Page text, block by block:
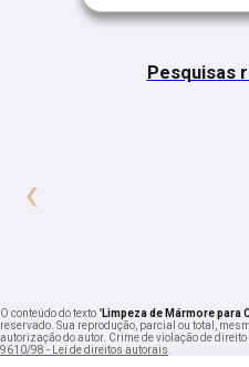
Pesquisas
‹
O conteúdo do texto "Limpeza de Mármore
reservado. Sua reprodução, parcial ou total,
autorização do autor. Crime de violação de
9610/98 - Lei de direitos autorais